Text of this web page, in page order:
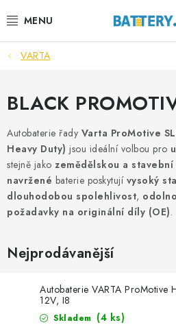
na
VÝHODNÉ SETY
SLUŽBY
AUTOBATERIE
MOTOBATERIE
TRAKČNÍ BATERIE
POWERBANKY
VARTA
BLACK
Autobaterie řady Varta ProMotive
Heavy Duty) jsou ideální volbou pro
stejně jako zemědělskou a
navržené baterie poskytují vysoký
dlouhodobou spolehlivost,
požadavky na originální díly (OE).
Nejprodávanější
Autobaterie VARTA ProMotive
12V, I8
Skladem (4 ks)